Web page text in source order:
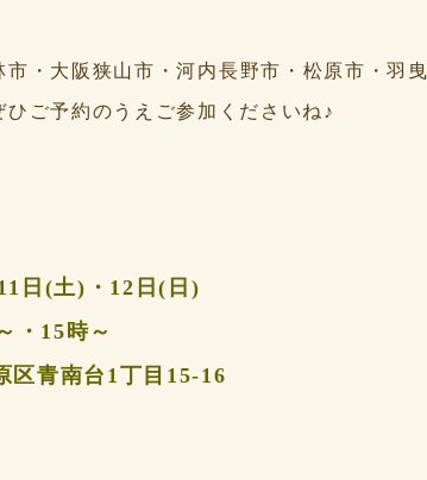
・大阪狭山市・河内長野市・松原市・羽
ひご予約のうえご参加くださいね♪
日(土)・12日(日)
・15時～
区青南台1丁目15-16